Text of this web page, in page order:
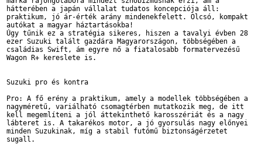
hátterében a japán vállalat tudatos koncepciója áll:
praktikum, jó ár-érték arány mindenekfelett. Olcsó, kompakt
autókat a magyar háztartásokba!
Úgy tűnik ez a stratégia sikeres, hiszen a tavalyi évben 28
ezer Suzuki talált gazdára Magyarországon, többségében a
családias Swift, ám egyre nő a fiatalosabb formatervezésű
Wagon R+ kereslete is.
Suzuki pro és kontra
Pro: A fő erény a praktikum, amely a modellek többségében a
nagyméretű, variálható csomagtérben mutatkozik meg, de itt
kell megemlíteni a jól áttekinthető karosszériát és a nagy
lábteret is. A takarékos motor, a jó gyorsulás nagy előnyei
minden Suzukinak, míg a stabil futómű biztonságérzetet
sugall.